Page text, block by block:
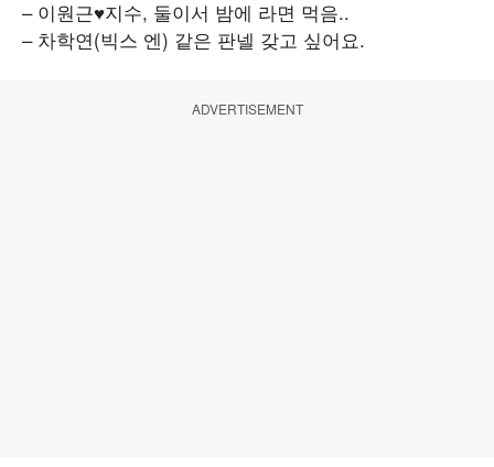
– 이원근♥지수, 둘이서 밤에 라면 먹음..
– 차학연(빅스 엔) 같은 판넬 갖고 싶어요.
ADVERTISEMENT